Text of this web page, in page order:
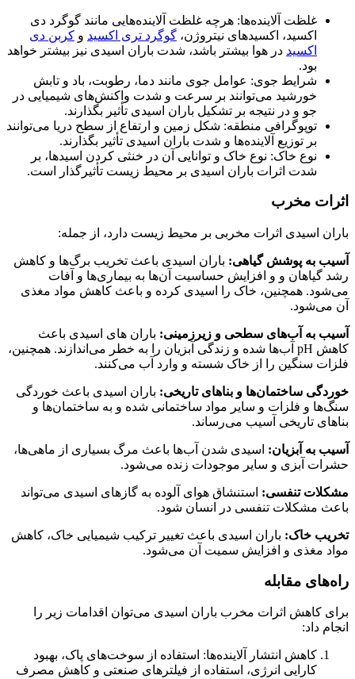
غلظت آلاینده‌ها: هرچه غلظت آلاینده‌هایی مانند گوگرد دی
اکسید، اکسیدهای نیتروژن، گوگرد تری اکسید و کربن دی
اکسید در هوا بیشتر باشد، شدت باران اسیدی نیز بیشتر خواهد
بود.
شرایط جوی: عوامل جوی مانند دما، رطوبت، باد و تابش
خورشید می‌توانند بر سرعت و شدت واکنش‌های شیمیایی در
جو و در نتیجه بر تشکیل باران اسیدی تأثیر بگذارند.
توپوگرافی منطقه: شکل زمین و ارتفاع از سطح دریا می‌توانند
بر توزیع آلاینده‌ها و شدت باران اسیدی تأثیر بگذارند.
نوع خاک: نوع خاک و توانایی آن در خنثی کردن اسیدها، بر
شدت اثرات باران اسیدی بر محیط زیست تأثیرگذار است.
اثرات مخرب
باران اسیدی اثرات مخربی بر محیط زیست دارد، از جمله:
آسیب به پوشش گیاهی: باران اسیدی باعث تخریب برگ‌ها و کاهش
رشد گیاهان و و افزایش حساسیت آن‌ها به بیماری‌ها و آفات
می‌شود. همچنین، خاک را اسیدی کرده و باعث کاهش مواد مغذی
آن می‌شود.
آسیب به آب‌های سطحی و زیرزمینی: باران های اسیدی باعث
کاهش pH آب‌ها شده و زندگی آبزیان را به خطر می‌اندازند. همچنین،
فلزات سنگین را از خاک شسته و وارد آب می‌کنند.
خوردگی ساختمان‌ها و بناهای تاریخی: باران اسیدی باعث خوردگی
سنگ‌ها و فلزات و سایر مواد ساختمانی شده و به ساختمان‌ها و
بناهای تاریخی آسیب می‌رساند.
آسیب به آبزیان: اسیدی شدن آب‌ها باعث مرگ بسیاری از ماهی‌ها،
حشرات آبزی و سایر موجودات زنده می‌شود.
مشکلات تنفسی: استنشاق هوای آلوده به گازهای اسیدی می‌تواند
باعث مشکلات تنفسی در انسان شود.
تخریب خاک: باران اسیدی باعث تغییر ترکیب شیمیایی خاک، کاهش
مواد مغذی و افزایش سمیت آن می‌شود.
راه‌های مقابله
برای کاهش اثرات مخرب باران اسیدی می‌توان اقدامات زیر را
انجام داد:
کاهش انتشار آلاینده‌ها: استفاده از سوخت‌های پاک، بهبود
کارایی انرژی، استفاده از فیلترهای صنعتی و کاهش مصرف